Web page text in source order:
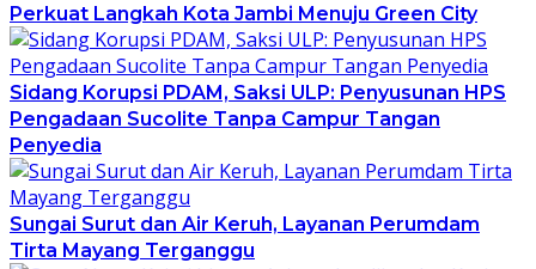
Perkuat Langkah Kota Jambi Menuju Green City
Sidang Korupsi PDAM, Saksi ULP: Penyusunan HPS
Pengadaan Sucolite Tanpa Campur Tangan
Penyedia
Sungai Surut dan Air Keruh, Layanan Perumdam
Tirta Mayang Terganggu